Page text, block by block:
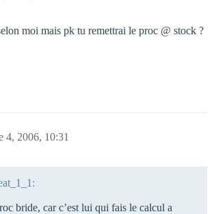
moi mais pk tu remettrai le proc @ stock ?
4, 2006, 10:31
bride, car c’est lui qui fais le calcul a